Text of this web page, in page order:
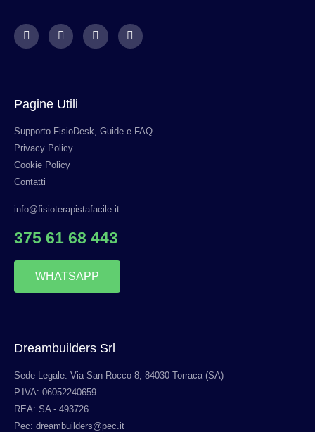
Pagine Utili
Supporto FisioDesk, Guide e FAQ
Privacy Policy
Cookie Policy
Contatti
info@fisioterapistafacile.it
375 61 68 443
WHATSAPP
Dreambuilders Srl
Sede Legale: Via San Rocco 8, 84030 Torraca (SA)
P.IVA: 06052240659
REA: SA - 493726
Pec: dreambuilders@pec.it